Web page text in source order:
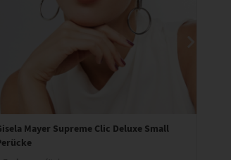
Mayer Supreme Clic Deluxe Small